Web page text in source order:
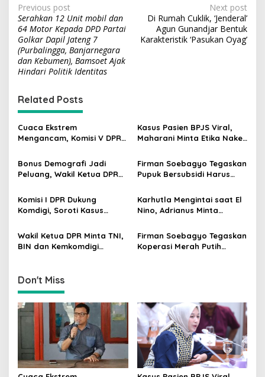
P
o
s
t
n
a
v
i
g
a
t
i
o
Previous post
Serahkan 12 Unit mobil dan
64 Motor Kepada DPD Partai
Golkar Dapil Jateng 7
(Purbalingga, Banjarnegara
dan Kebumen), Bamsoet Ajak
Hindari Politik Identitas
Next post
Di Rumah Cuklik, ‘Jenderal’
Agun Gunandjar Bentuk
Karakteristik ‘Pasukan Oyag’
Related Posts
Cuaca Ekstrem
Mengancam, Komisi V DPR
Kesiapan Petani Indramayu
Kasus Pasien BPJS Viral,
Maharani Minta Etika Nakes
Dievaluasi
Bonus Demografi Jadi
Peluang, Wakil Ketua DPR
Tembus Pasar Kerja Global
Firman Soebagyo Tegaskan
Pupuk Bersubsidi Harus
Wajib Sesuai RDKK
Komisi I DPR Dukung
Komdigi, Soroti Kasus
GIIAS Tanpa Izin
Karhutla Mengintai saat El
Nino, Adrianus Minta
Bergerak Lebih Serius
Wakil Ketua DPR Minta TNI,
BIN dan Kemkomdigi
Firman Soebagyo Tegaskan
Koperasi Merah Putih
Don't Miss